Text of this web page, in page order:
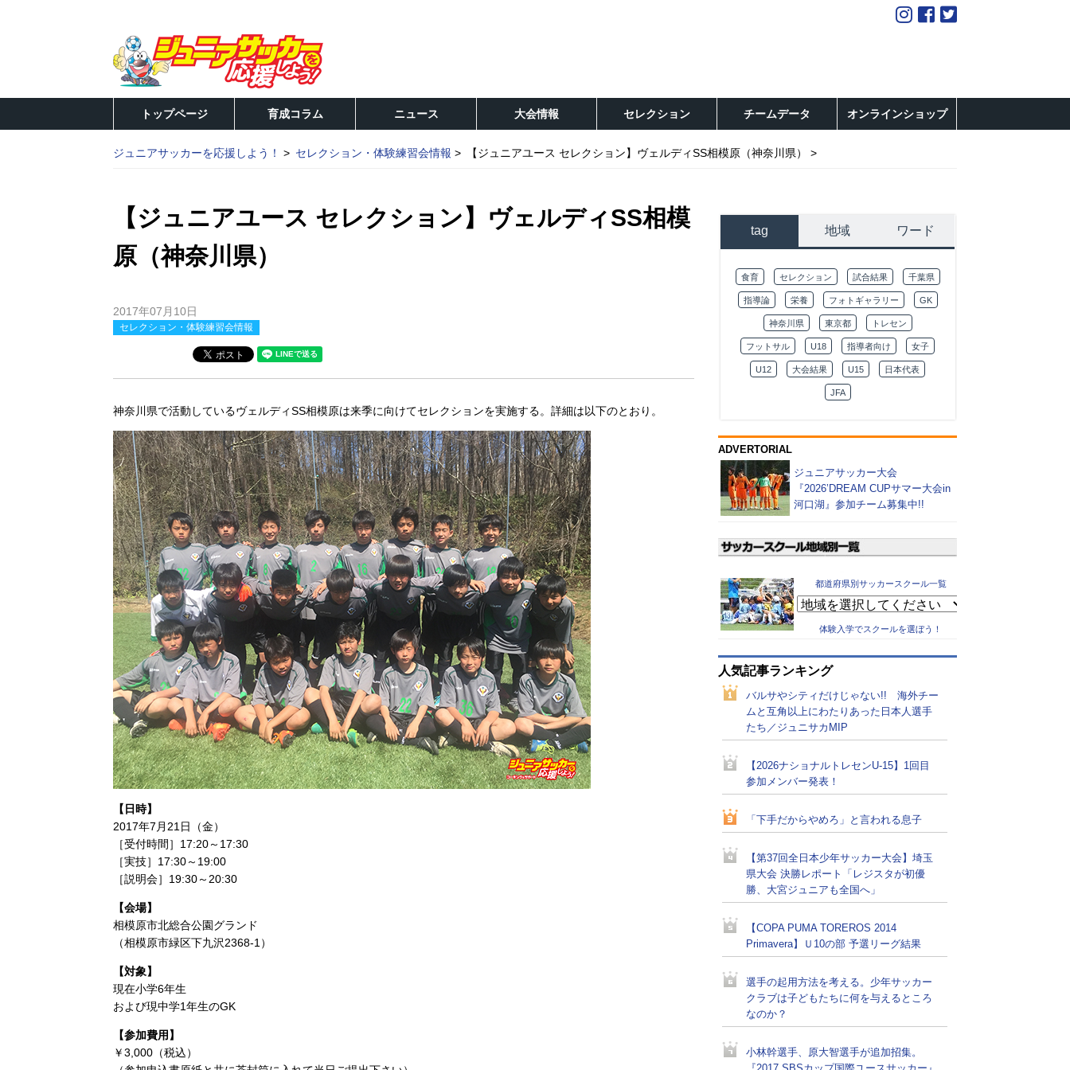
トップページ 育成コラム ニュース 大会情報 セレクション チームデータ オンラインショップ
ジュニアサッカーを応援しよう！ セレクション・体験練習会情報 【ジュニアユース セレクション】ヴェルディSS相模原（神奈川県）
【ジュニアユース セレクション】ヴェルディSS相模
原（神奈川県）
2017年07月10日
セレクション・体験練習会情報
神奈川県で活動しているヴェルディSS相模原は来季に向けてセレクションを実施する。詳細は以下のとおり。
【日時】
2017年7月21日（金）
［受付時間］17:20～17:30
［実技］17:30～19:00
［説明会］19:30～20:30
【会場】
相模原市北総合公園グランド
（相模原市緑区下九沢2368-1）
【対象】
現在小学6年生
および現中学1年生のGK
【参加費用】
￥3,000（税込）
tag 地域 ワード
食育 セレクション 試合結果 千葉県
指導論 栄養 フォトギャラリー GK
神奈川県 東京都 トレセン
フットサル U18 指導者向け 女子
U12 大会結果 U15 日本代表
JFA
ADVERTORIAL
ジュニアサッカー大会
『2026’DREAM CUPサマー大会in
河口湖』参加チーム募集中!!
都道府県別サッカースクール一覧
体験入学でスクールを選ぼう！
人気記事ランキング
バルサやシティだけじゃない!! 海外チー
ムと互角以上にわたりあった日本人選手
たち／ジュニサカMIP
【2026ナショナルトレセンU-15】1回目
参加メンバー発表！
「下手だからやめろ」と言われる息子
【第37回全日本少年サッカー大会】埼玉
県大会 決勝レポート「レジスタが初優
勝、大宮ジュニアも全国へ」
【COPA PUMA TOREROS 2014
Primavera】Ｕ10の部 予選リーグ結果
選手の起用方法を考える。少年サッカー
クラブは子どもたちに何を与えるところ
なのか？
小林幹選手、原大智選手が追加招集。